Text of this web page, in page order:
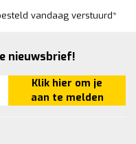
vandaag verstuurd*
nieuwsbrief!
Klik hier om je
aan te melden